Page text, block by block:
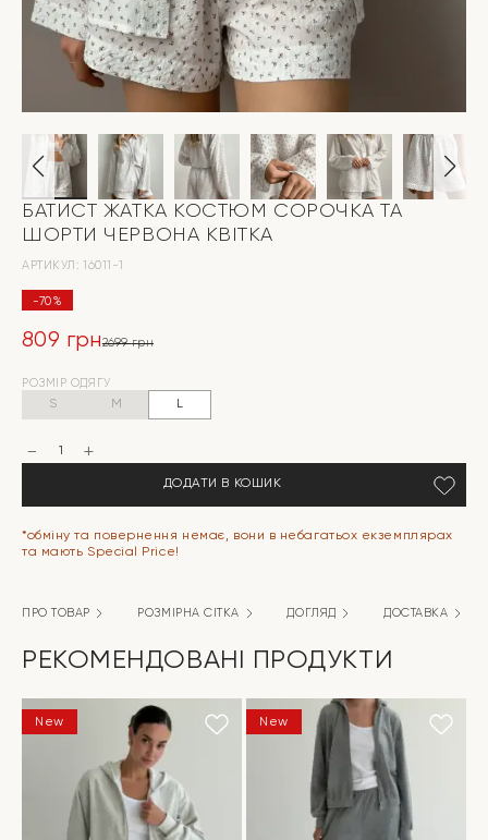
БАТИСТ ЖАТКА КОСТЮМ СОРОЧКА ТА
ШОРТИ ЧЕРВОНА КВІТКА
АРТИКУЛ: 16011-1
-70%
2699грн
ціна:
809 грн
ціна:
РОЗМІР ОДЯГУ
S M L
Батист
жатка
червона
ДОДАТИ В КОШИК
*обміну та повернення немає, вони в небагатьох екземплярах
та мають Special Price!
ПРО ТОВАР РОЗМІРНА СІТКА ДОГЛЯД ДОСТАВКА
РЕКОМЕНДОВАНІ ПРОДУКТИ
New New